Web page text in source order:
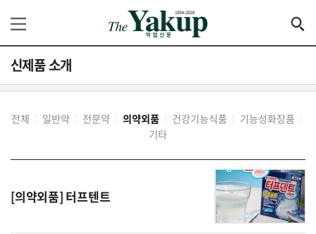
신제품 소개
전체 일반약 전문약 의약외품 건강기능식품 기능성화장품
기타
[의약외품] 터프텐트